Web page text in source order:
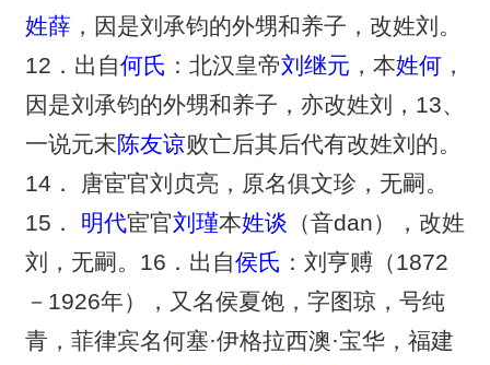
姓薛 ，因是刘承钧的外甥和养子，改姓刘。
12．出自何氏 ：北汉皇帝刘继元 ，本姓何，
因是刘承钧的外甥和养子，亦改姓刘，13、
一说元末陈友谅败亡后其后代有改姓刘的。
14． 唐宦官刘贞亮，原名俱文珍，无嗣。
15． 明代宦官刘瑾本姓谈 （音dan），改姓
刘，无嗣。16．出自侯氏 ：刘亨赙（1872
－1926年），又名侯夏饱，字图琼，号纯
青，菲律宾名何塞·伊格拉西澳·宝华，福建